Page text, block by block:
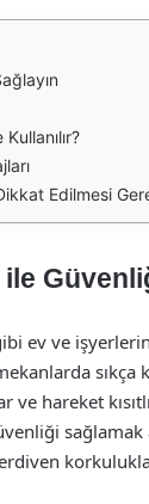
Edilmesi
ev ve
sıkça
hareket
sağlamak